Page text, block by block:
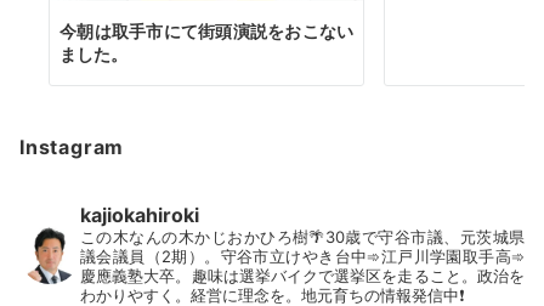
今朝は取手市にて街頭演説をおこない
ました。
Instagram
kajiokahiroki
この木なんの木かじおかひろ樹🌴30歳で守谷市議、元茨城県
議会議員（2期）。守谷市立けやき台中➾江戸川学園取手高➾
慶應義塾大卒。趣味は選挙バイクで選挙区を走ること。政治を
わかりやすく。経営に理念を。地元育ちの情報発信中❗